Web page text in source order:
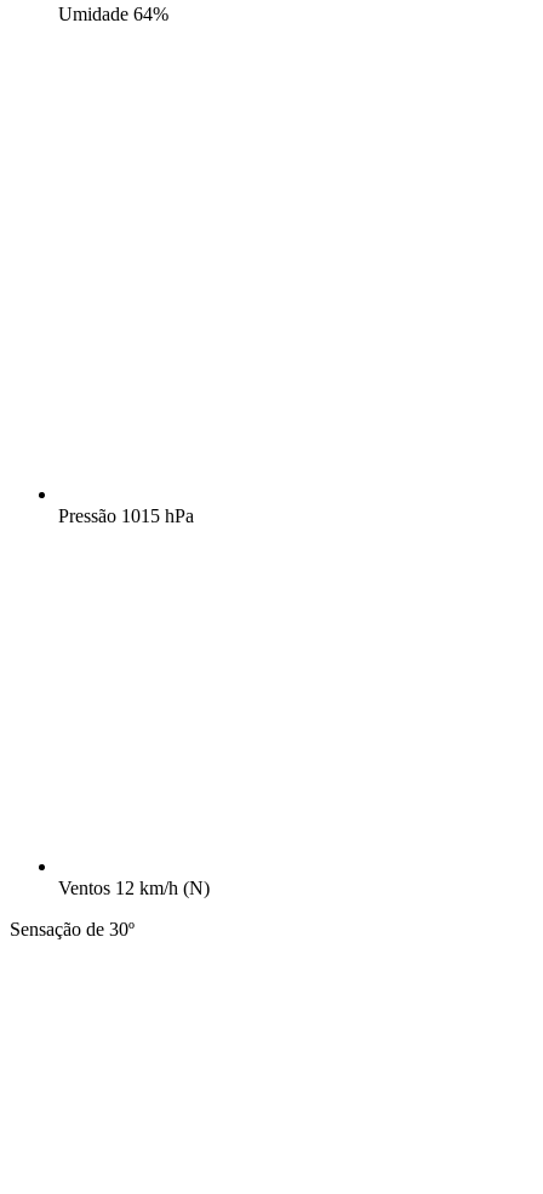
Umidade 64%
Pressão 1015 hPa
Ventos 12 km/h (N)
Sensação de 30º